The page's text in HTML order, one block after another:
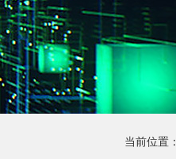
当前位置：